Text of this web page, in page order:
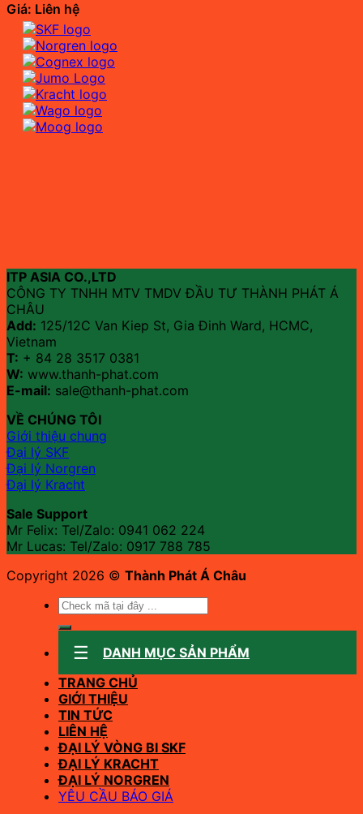
Giá: Liên hệ
ITP ASIA CO.,LTD
CÔNG TY TNHH MTV TMDV ĐẦU TƯ THÀNH PHÁT Á
CHÂU
Add: 125/12C Van Kiep St, Gia Đinh Ward, HCMC,
Vietnam
T: + 84 28 3517 0381
W: www.thanh-phat.com
E-mail: sale@thanh-phat.com
VỀ CHÚNG TÔI
Giới thiệu chung
Đại lý SKF
Đại lý Norgren
Đại lý Kracht
Sale Support
Mr Felix: Tel/Zalo: 0941 062 224
Mr Lucas: Tel/Zalo: 0917 788 785
Copyright 2026 © Thành Phát Á Châu
Tìm
DANH MỤC SẢN PHẨM
TRANG CHỦ
GIỚI THIỆU
TIN TỨC
LIÊN HỆ
ĐẠI LÝ VÒNG BI SKF
ĐẠI LÝ KRACHT
ĐẠI LÝ NORGREN
YÊU CẦU BÁO GIÁ